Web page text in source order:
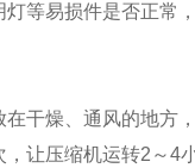
等易损件是否正常
干燥、通风的地方，
让压缩机运转2～4